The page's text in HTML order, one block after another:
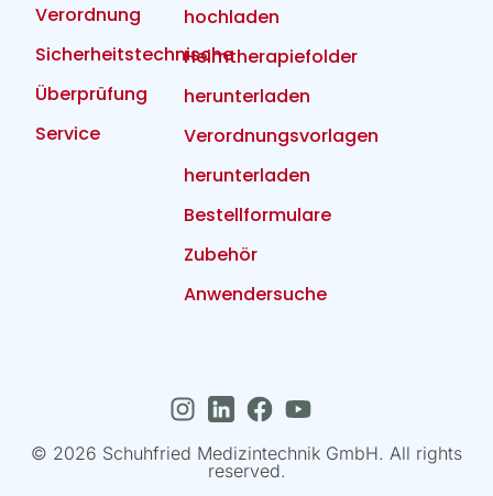
Verordnung
Sicherheitstechnische
Überprüfung
Service
hochladen
Heimtherapiefolder
herunterladen
Verordnungsvorlagen
herunterladen
Bestellformulare
Zubehör
Anwendersuche
© 2026 Schuhfried Medizintechnik GmbH. All rights
reserved.